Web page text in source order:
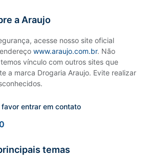
a Araujo
acesse nosso site oficial
www.araujo.com.br. Não
vínculo com outros sites que
a marca Drogaria Araujo. Evite realizar
entrar em contato
temas